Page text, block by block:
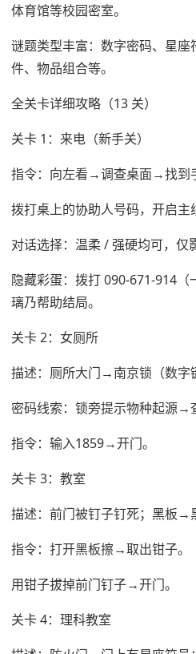
体育馆等校园密室。
谜题类型丰富：数字密码、星
件、物品组合等。
全关卡详细攻略（13 关）
关卡 1：来电（新手关）
指令：向左看→调查桌面→找到
拨打桌上的协助人号码，开启主
对话选择：温柔 / 强硬均可，仅
隐藏彩蛋：拨打 090-671-914
璃乃帮助结局。
关卡 2：女厕所
描述：厕所大门→南京锁（数字
密码线索：锁旁提示物种起源→
指令：输入1859→开门。
关卡 3：教室
描述：前门被钉子钉死；黑板→
指令：打开黑板擦→取出钳子。
用钳子拔掉前门钉子→开门。
关卡 4：理科教室